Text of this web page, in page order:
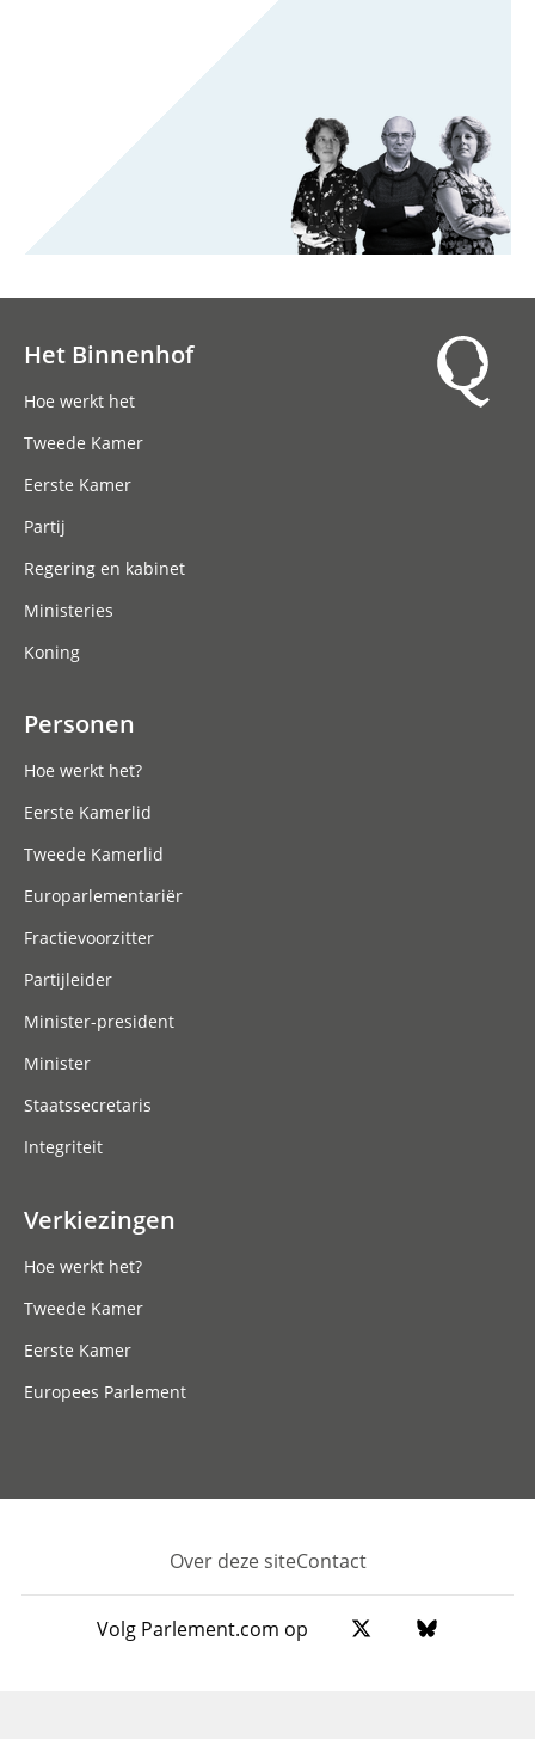
Het Binnenhof
Hoe werkt het
Tweede Kamer
Eerste Kamer
Partij
Regering en kabinet
Ministeries
Koning
Personen
Hoe werkt het?
Eerste Kamerlid
Tweede Kamerlid
Europarlementariër
Fractievoorzitter
Partijleider
Minister-president
Minister
Staatssecretaris
Integriteit
Verkiezingen
Hoe werkt het?
Tweede Kamer
Eerste Kamer
Europees Parlement
Footer
Over deze siteContact
Volg Parlement.com op